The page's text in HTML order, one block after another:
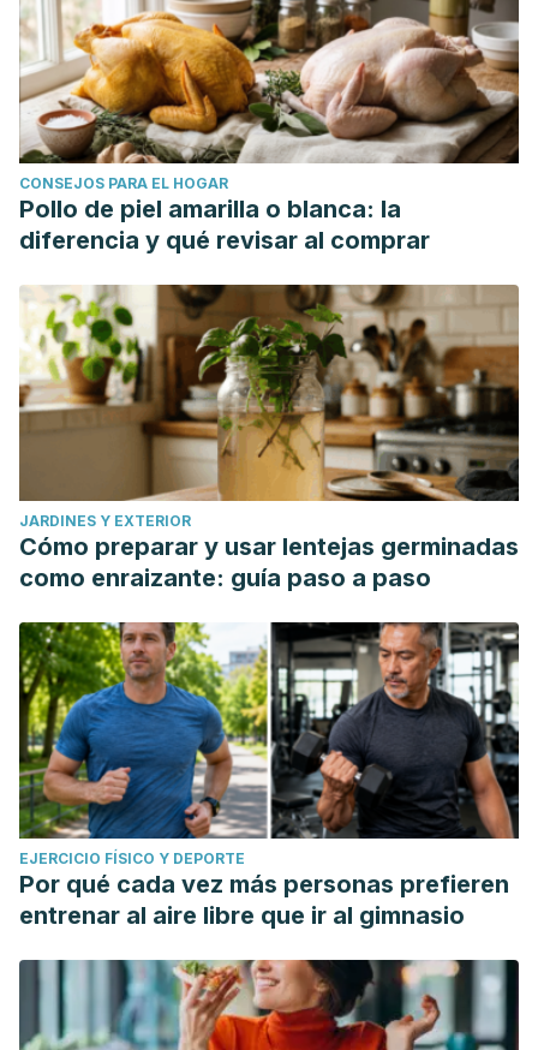
https://www.ncbi.nlm.nih.gov/pmc/articles/PMC5354568/
Phillips, N. A., & Bachmann, G. A. (2021). The genitourinary
syndrome of menopause.Menopause,28(5), 579-588.
https://journals.lww.com/menopausejournal/Fulltext/2021/
Pineda-Murillo, J., Martínez-Carrillo, G., Marín-Acosta, D. D.
J., Viveros-Contreras, C., Torres-Aguilar, J., & Pineda-
Murillo, E. G. (2018). Tratamiento contemporáneo de la
litiasis renal piélica: a propósito de un caso.
Facultad de Medicina (México),61 (4), 16-21.
https://www.scielo.org.mx/scielo.php?pid=S0026-
17422018000400016&script=sci_arttext
Tan, C. W., & Chlebicki, M. P. (2016). Urinary tract infections
in adults.
Singapore medical journal,57(9), 485.
https://www.ncbi.nlm.nih.gov/pmc/articles/PMC5027397/
CONSEJOS PARA EL HOGAR
Pollo de piel amarilla o blanca: la
diferencia y qué revisar al comprar
JARDINES Y EXTERIOR
Cómo preparar y usar lentejas germinadas
como enraizante: guía paso a paso
EJERCICIO FÍSICO Y DEPORTE
Por qué cada vez más personas prefieren
entrenar al aire libre que ir al gimnasio